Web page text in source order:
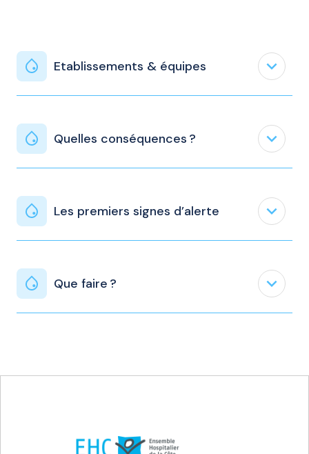
Etablissements & équipes expand_less
Quelles conséquences ? expand_less
Les premiers signes d’alerte expand_less
Que faire ? expand_less